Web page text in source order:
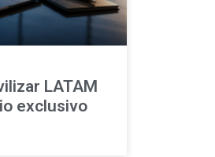
LATAM
exclusivo